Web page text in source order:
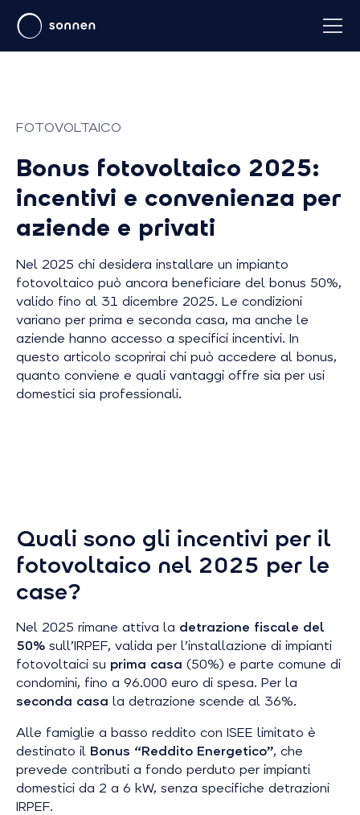
FOTOVOLTAICO
Bonus fotovoltaico 2025:
incentivi e convenienza per
aziende e privati
Nel 2025 chi desidera installare un impianto
fotovoltaico può ancora beneficiare del bonus 50%,
valido fino al 31 dicembre 2025. Le condizioni
variano per prima e seconda casa, ma anche le
aziende hanno accesso a specifici incentivi. In
questo articolo scoprirai chi può accedere al bonus,
quanto conviene e quali vantaggi offre sia per usi
domestici sia professionali.
Quali sono gli incentivi per il
fotovoltaico nel 2025 per le
case?
Nel 2025 rimane attiva la detrazione fiscale del
50% sull’IRPEF, valida per l’installazione di impianti
fotovoltaici su prima casa (50%) e parte comune di
condomini, fino a 96.000 euro di spesa. Per la
seconda casa la detrazione scende al 36%.
Alle famiglie a basso reddito con ISEE limitato è
destinato il Bonus “Reddito Energetico”, che
prevede contributi a fondo perduto per impianti
domestici da 2 a 6 kW, senza specifiche detrazioni
IRPEF.